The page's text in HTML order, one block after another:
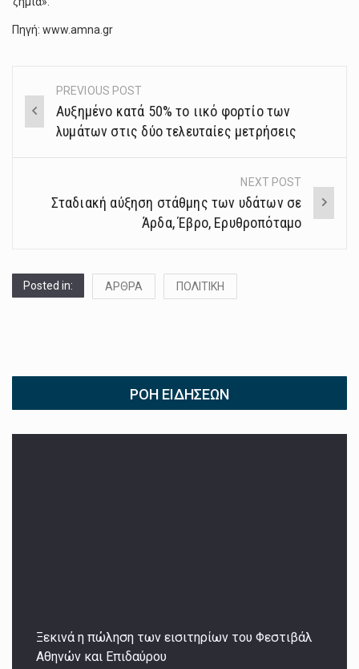
Πηγή: www.amna.gr
Post
navigation
PREVIOUS POST
Αυξημένο κατά 50% το ιικό φορτίο των
λυμάτων στις δύο τελευταίες μετρήσεις
NEXT POST
Σταδιακή αύξηση στάθμης των υδάτων σε
Άρδα, Έβρο, Ερυθροπόταμο
Posted in: ΑΡΘΡΑ ΠΟΛΙΤΙΚΗ
ΡΟΉ ΕΙΔΉΣΕΩΝ
Ξεκινά η πώληση των εισιτηρίων του Φεστιβάλ
Αθηνών και Επιδαύρου